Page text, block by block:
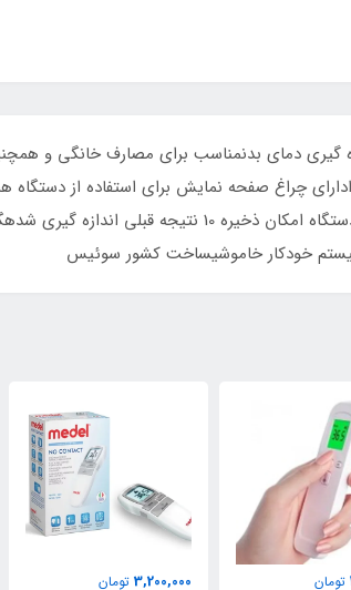
چراغ صفحه نمایش برای استفاده از
خودکار خاموشیساخت کشور سوئیس
تومان
3,200,000 تومان